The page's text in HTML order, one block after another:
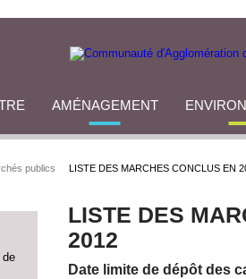
AMÉNAGEMENT
publics LISTE DES MARCHES CONCLUS EN
de
LISTE DES
2012
Date limite de dépôt des